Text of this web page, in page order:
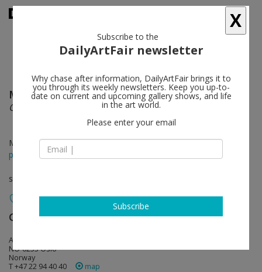
Marijke van Warmerdam follow
Overlap
Mar 25 - Apr 29, 2017
press release
solo show
Galleri Riis follow
Arbins gate 7
NO-0253 Oslo
Norway
T +47 22 94 40 40
map
X
Subscribe to the
DailyArtFair newsletter
Why chase after information, DailyArtFair brings it to
you through its weekly newsletters. Keep you up-to-
date on current and upcoming gallery shows, and life
in the art world.
Please enter your email
Subscribe